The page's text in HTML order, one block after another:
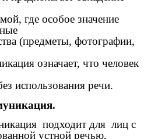
где особое значение
(предметы, фотографии,
означает, что человек
использования речи.
подходит для лиц с
устной речью,